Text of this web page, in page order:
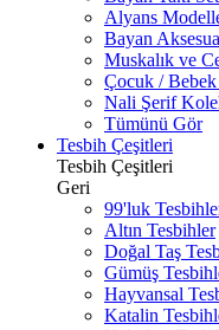
Alyans
Bayan
Muskalık ve
Çocuk /
Nali Şerif
Tümünü Gör
Tesbih Çeşitleri
Tesbih Çeşitleri
Geri
99'luk
Altın Tesbihler
Doğal Taş
Gümüş
Hayvansal
Katalin